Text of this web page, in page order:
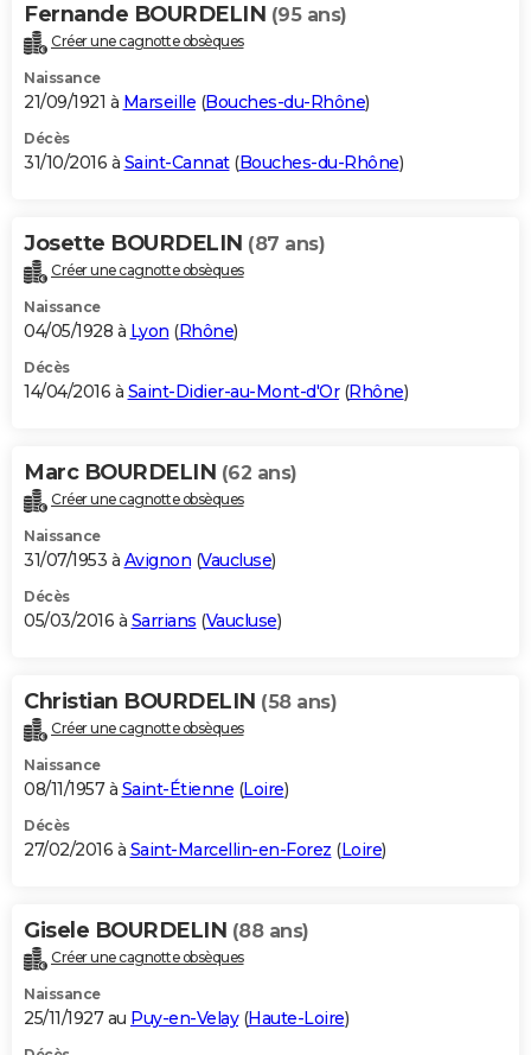
Fernande BOURDELIN (95 ans)
Créer une cagnotte obsèques
Naissance
21/09/1921 à Marseille (Bouches-du-Rhône)
Décès
31/10/2016 à Saint-Cannat(Bouches-du-Rhône)
Josette BOURDELIN (87 ans)
Créer une cagnotte obsèques
Naissance
04/05/1928 à Lyon (Rhône)
Décès
14/04/2016 à Saint-Didier-au-Mont-d'Or(Rhône)
Marc BOURDELIN (62 ans)
Créer une cagnotte obsèques
Naissance
31/07/1953 à Avignon (Vaucluse)
Décès
05/03/2016 à Sarrians (Vaucluse)
Christian BOURDELIN (58 ans)
Créer une cagnotte obsèques
Naissance
08/11/1957 à Saint-Étienne (Loire)
Décès
27/02/2016 à Saint-Marcellin-en-Forez (Loire)
Gisele BOURDELIN (88 ans)
Créer une cagnotte obsèques
Naissance
25/11/1927 au Puy-en-Velay(Haute-Loire)